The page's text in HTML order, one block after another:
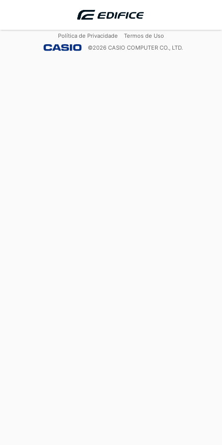
Política de Privacidade
Termos de Uso
©2026 CASIO COMPUTER CO., LTD.